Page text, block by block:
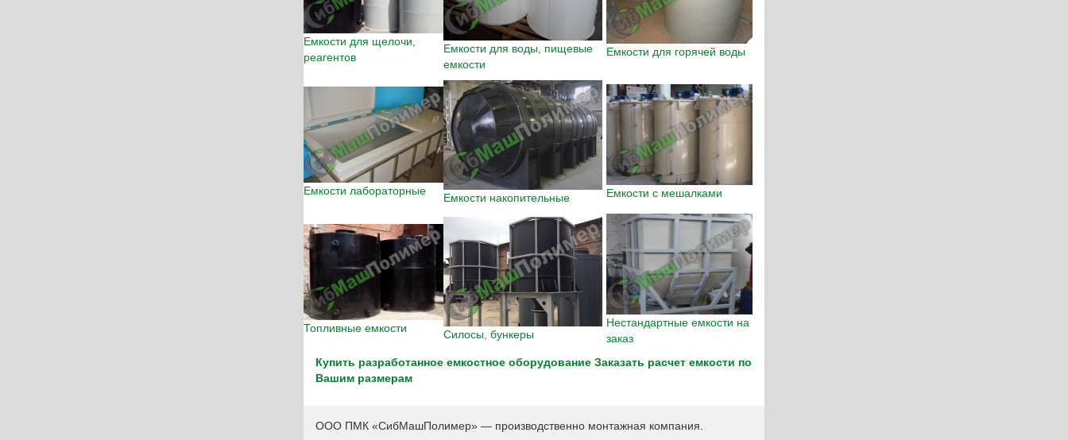
Емкости для щелочи,
реагентов
Емкости для воды, пищевые
емкости
Емкости для горячей воды
Емкости лабораторные
Емкости накопительные Емкости с мешалками
Топливные емкости Силосы, бункеры
Нестандартные емкости на
заказ
Купить разработанное емкостное оборудование Заказать расчет емкости по
Вашим размерам
ООО ПМК «СибМашПолимер» — производственно монтажная компания.